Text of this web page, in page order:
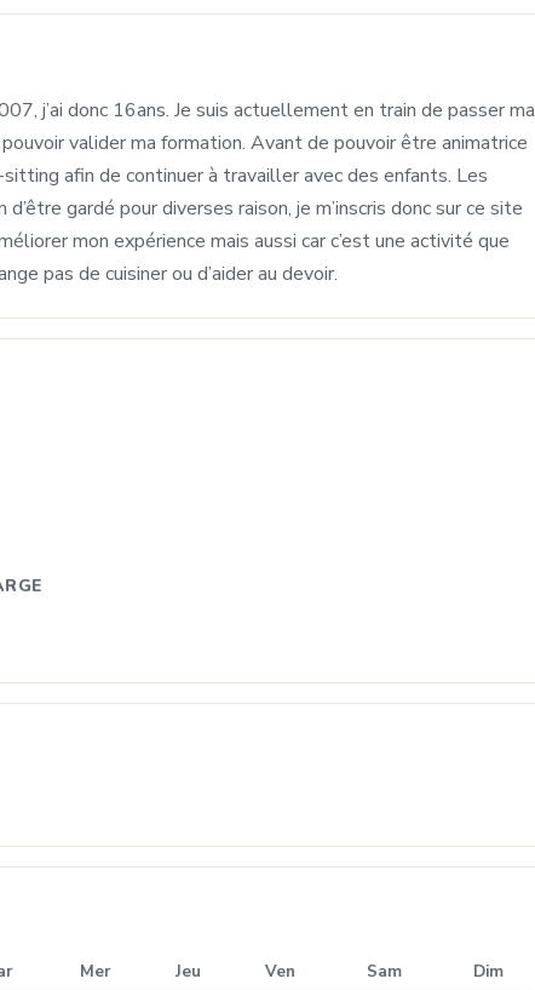
j’ai donc 16ans. Je suis actuellement en train de passer ma
valider ma formation. Avant de pouvoir être animatrice
afin de continuer à travailler avec des enfants. Les
gardé pour diverses raison, je m’inscris donc sur ce site
mon expérience mais aussi car c’est une activité que
pas de cuisiner ou d’aider au devoir.
Mer Jeu Ven Sam Dim